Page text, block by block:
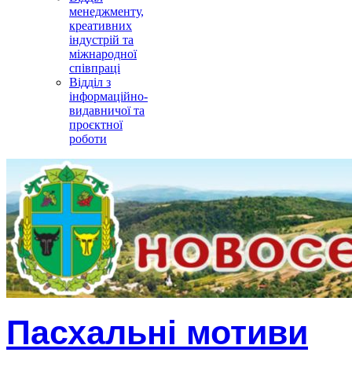
менеджменту,
креативних
індустрій та
міжнародної
співпраці
Відділ з
інформаційно-
видавничої та
проєктної
роботи
Пасхальні мотиви